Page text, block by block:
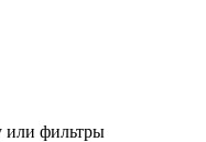
или фильтры